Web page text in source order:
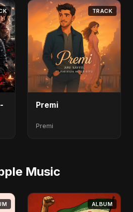
TRACK
Premi
Premi
Music
ALBUM